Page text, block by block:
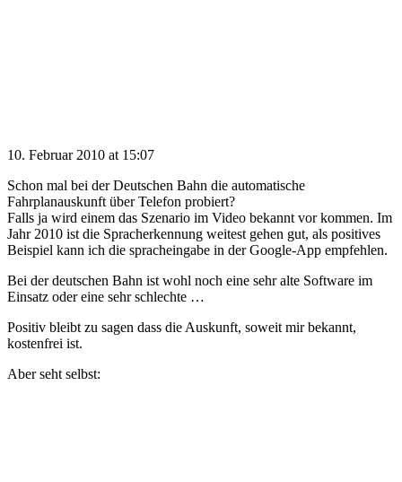
10. Februar 2010 at 15:07
Schon mal bei der Deutschen Bahn die automatische
Fahrplanauskunft über Telefon probiert?
Falls ja wird einem das Szenario im Video bekannt vor kommen. Im
Jahr 2010 ist die Spracherkennung weitest gehen gut, als positives
Beispiel kann ich die spracheingabe in der Google-App empfehlen.
Bei der deutschen Bahn ist wohl noch eine sehr alte Software im
Einsatz oder eine sehr schlechte …
Positiv bleibt zu sagen dass die Auskunft, soweit mir bekannt,
kostenfrei ist.
Aber seht selbst: